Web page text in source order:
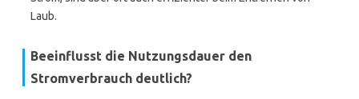
Laub.
Beeinflusst die Nutzungsdauer den
Stromverbrauch deutlich?